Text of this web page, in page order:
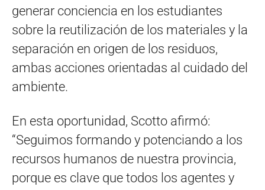
generar conciencia en los estudiantes
sobre la reutilización de los materiales y la
separación en origen de los residuos,
ambas acciones orientadas al cuidado del
ambiente.
En esta oportunidad, Scotto afirmó:
“Seguimos formando y potenciando a los
recursos humanos de nuestra provincia,
porque es clave que todos los agentes y